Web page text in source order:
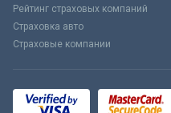
Рейтинг страховых компаний
Страховка авто
Страховые компании